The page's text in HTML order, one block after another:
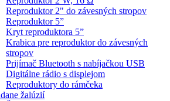
Reproduktor 2" do závesných stropov
Reproduktor 5”
Kryt reproduktora 5”
Krabica pre reproduktor do závesných
stropov
Prijímač Bluetooth s nabíjačkou USB
Digitálne rádio s displejom
Reproduktory do rámčeka
žalúzií